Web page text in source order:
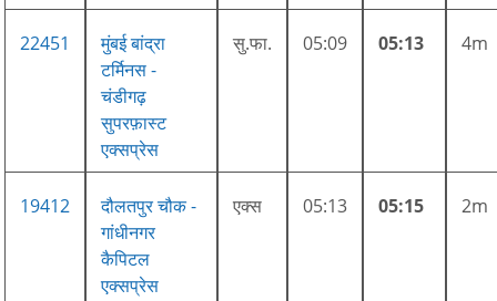
22451
मुंबई बांद्रा
टर्मिनस -
चंडीगढ़
सुपरफ़ास्ट
एक्सप्रेस
सु.फा. 05:09 05:13 4m
19412
दौलतपुर चौक -
गांधीनगर
कैपिटल
एक्सप्रेस
एक्स 05:13 05:15 2m